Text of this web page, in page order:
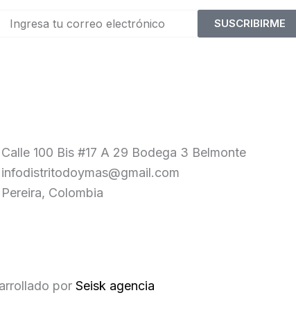
SUSCRIBIRME
Calle 100 Bis #17 A 29 Bodega 3 Belmonte
infodistritodoymas@gmail.com
Pereira, Colombia
por Seisk agencia